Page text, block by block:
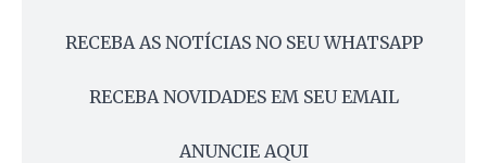
RECEBA AS NOTÍCIAS NO SEU WHATSAPP
RECEBA NOVIDADES EM SEU EMAIL
ANUNCIE AQUI